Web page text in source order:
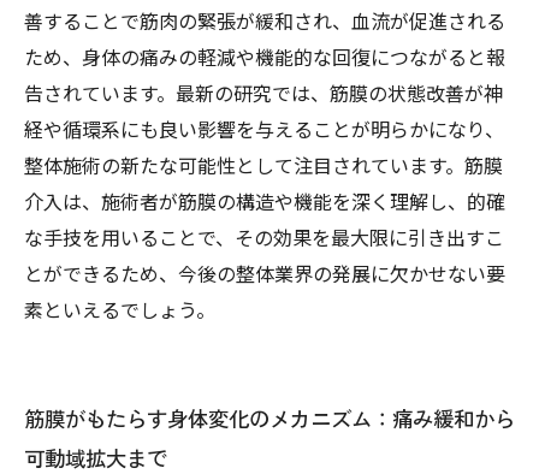
善することで筋肉の緊張が緩和され、血流が促進される
ため、身体の痛みの軽減や機能的な回復につながると報
告されています。最新の研究では、筋膜の状態改善が神
経や循環系にも良い影響を与えることが明らかになり、
整体施術の新たな可能性として注目されています。筋膜
介入は、施術者が筋膜の構造や機能を深く理解し、的確
な手技を用いることで、その効果を最大限に引き出すこ
とができるため、今後の整体業界の発展に欠かせない要
素といえるでしょう。
筋膜がもたらす身体変化のメカニズム：痛み緩和から
可動域拡大まで